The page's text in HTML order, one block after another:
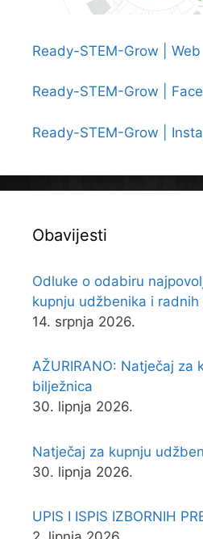
Ready-STEM-Grow | Web
Ready-STEM-Grow |
Ready-STEM-Grow |
Obavijesti
Odluke o odabiru
kupnju udžbenika i radnih
14. srpnja 2026.
AŽURIRANO: Natječaj za
bilježnica
30. lipnja 2026.
Natječaj za kupnju
30. lipnja 2026.
UPIS I ISPIS IZBORNIH